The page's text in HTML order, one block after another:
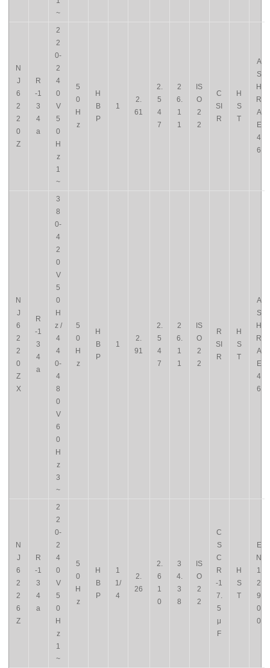
~
N
J
6
2
2
0
Z
R
-1
3
4
a
2
2
0-
2
4
0
V
5
0
H
z
1
~
5
0
H
z
H
B
P
1
2.
61
2.
5
4
7
2
6.
1
1
IS
O
2
2
C
SI
R
H
S
T
A
S
H
R
A
E
4
6
N
J
6
2
2
0
Z
X
R
-1
3
4
a
3
8
0-
4
2
0
V
5
0
H
z /
4
4
0-
4
8
0
V
6
0
H
z
3
~
5
0
H
z
H
B
P
1
2.
91
2.
5
4
7
2
6.
1
1
IS
O
2
2
R
SI
R
H
S
T
A
S
H
R
A
E
4
6
N
J
6
2
2
6
Z
R
-1
3
4
a
2
2
0-
2
4
0
V
5
0
H
z
1
~
5
0
H
z
H
B
P
1
1/
4
2.
26
2.
6
1
0
3
4.
3
8
IS
O
2
2
C
S
C
R
-1
7.
5
μ
F
H
S
T
E
N
1
2
9
0
0